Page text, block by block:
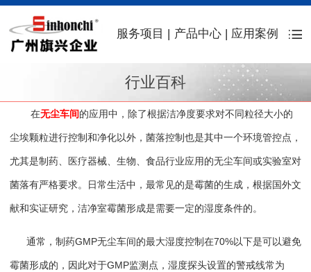
服务项目 产品中心 应用案例
行业百科
在无尘车间的应用中，除了根据洁净度要求对不同粒径大小的
尘埃颗粒进行控制和净化以外，菌落控制也是其中一个环境管控点，
尤其是制药、医疗器械、生物、食品行业应用的无尘车间或实验室对
菌落有严格要求。日常生活中，最常见的是霉菌的生成，根据国外文
献和实证研究，洁净室霉菌形成是需要一定的湿度条件的。
通常，制药GMP无尘车间的最大湿度控制在70%以下是可以避免
霉菌形成的，因此对于GMP监测点，湿度探头设置的警戒线常为